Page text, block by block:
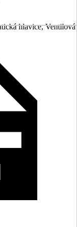
hlavice, Ventilová